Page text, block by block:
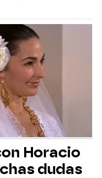
Horacio
dudas